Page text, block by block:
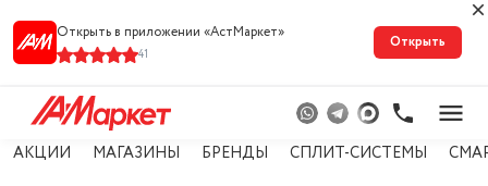
Открыть в приложении «АстМарке‪т‬»
41
Открыть
АКЦИИ МАГАЗИНЫ БРЕНДЫ СПЛИТ-СИСТЕМЫ